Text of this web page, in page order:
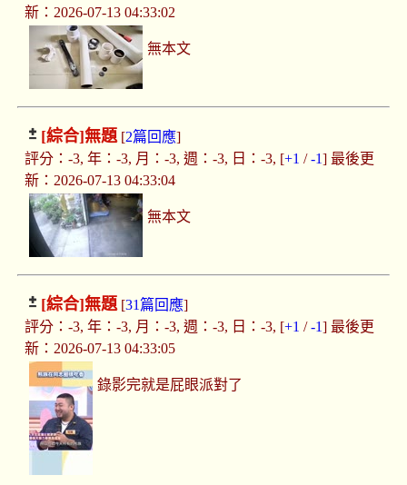
新：2026-07-13 04:33:02
無本文
[綜合]無題[2篇回應]
評分：-3, 年：-3, 月：-3, 週：-3, 日：-3, [+1 /-1] 最後更
新：2026-07-13 04:33:04
無本文
[綜合]無題[31篇回應]
評分：-3, 年：-3, 月：-3, 週：-3, 日：-3, [+1 /-1] 最後更
新：2026-07-13 04:33:05
錄影完就是屁眼派對了